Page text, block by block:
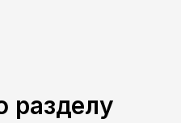
разделу